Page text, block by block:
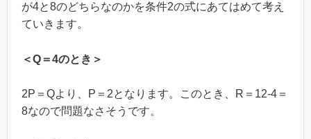
が4と8のどちらなのかを条件2の式にあてはめて考え
ていきます。
＜Q＝4のとき＞
2P＝Qより、P＝2となります。このとき、R＝12-4＝
8なので問題なさそうです。